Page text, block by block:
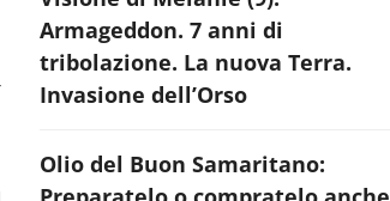
Armageddon. 7 anni di
tribolazione. La nuova Terra.
Invasione dell’Orso
Olio del Buon Samaritano: